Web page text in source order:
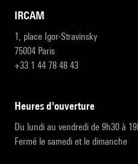
IRCAM
1, place Igor-Stravinsky
75004 Paris
+33 1 44 78 48 43
heures d'ouverture
Du lundi au vendredi de 9h30 à
Fermé le samedi et le dimanche